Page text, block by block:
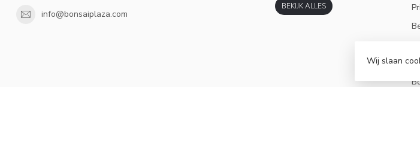
info@bonsaiplaza.com
BEKIJK ALLES
Wij slaan